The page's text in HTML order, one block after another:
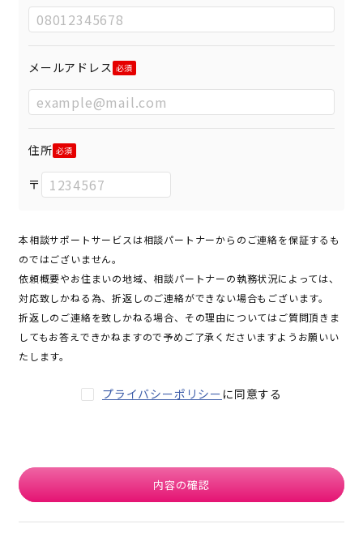
メールアドレス
住所
〒
本相談サポートサービスは相談パートナーからのご連絡を保証するも
のではございません。
依頼概要やお住まいの地域、相談パートナーの執務状況によっては、
対応致しかねる為、折返しのご連絡ができない場合もございます。
折返しのご連絡を致しかねる場合、その理由についてはご質問頂きま
してもお答えできかねますので予めご了承くださいますようお願いい
たします。
プライバシーポリシー に同意する
内容の確認